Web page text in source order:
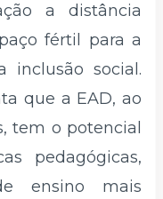
a distância
fértil para a
inclusão social.
que a EAD, ao
tem o potencial
pedagógicas,
ensino mais